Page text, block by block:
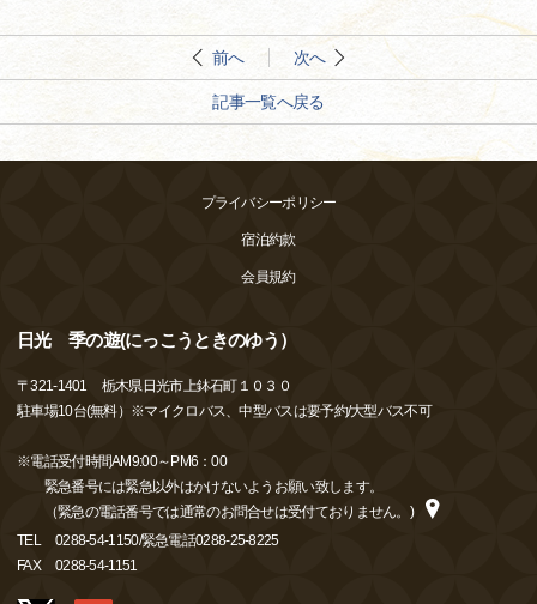
前へ 次へ
記事一覧へ戻る
プライバシーポリシー
宿泊約款
会員規約
日光 季の遊(にっこうときのゆう）
〒321-1401
栃木県日光市上鉢石町１０３０
駐車場10台(無料）※マイクロバス、中型バスは要予約/大型バス不可
※電話受付時間AM9:00～PM6：00
緊急番号には緊急以外はかけないようお願い致します。
（緊急の電話番号では通常のお問合せは受付ておりません。)
TEL
0288-54-1150/緊急電話0288-25-8225
FAX
0288-54-1151